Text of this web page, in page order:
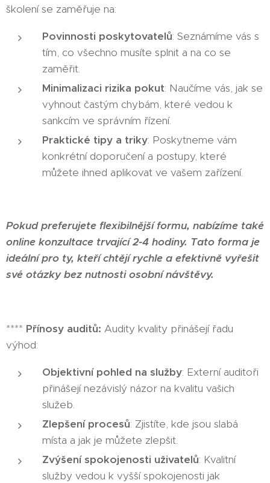
školení se zaměřuje na:
Povinnosti poskytovatelů: Seznámíme vás s
tím, co všechno musíte splnit a na co se
zaměřit.
Minimalizaci rizika pokut: Naučíme vás, jak se
vyhnout častým chybám, které vedou k
sankcím ve správním řízení.
Praktické tipy a triky: Poskytneme vám
konkrétní doporučení a postupy, které
můžete ihned aplikovat ve vašem zařízení.
Pokud preferujete flexibilnější formu, nabízíme také
online konzultace trvající 2-4 hodiny. Tato forma je
ideální pro ty, kteří chtějí rychle a efektivně vyřešit
své otázky bez nutnosti osobní návštěvy. 💻
**** Přínosy auditů: Audity kvality přinášejí řadu
výhod:
Objektivní pohled na služby: Externí auditoři
přinášejí nezávislý názor na kvalitu vašich
služeb.
Zlepšení procesů: Zjistíte, kde jsou slabá
místa a jak je můžete zlepšit.
Zvýšení spokojenosti uživatelů: Kvalitní
služby vedou k vyšší spokojenosti jak